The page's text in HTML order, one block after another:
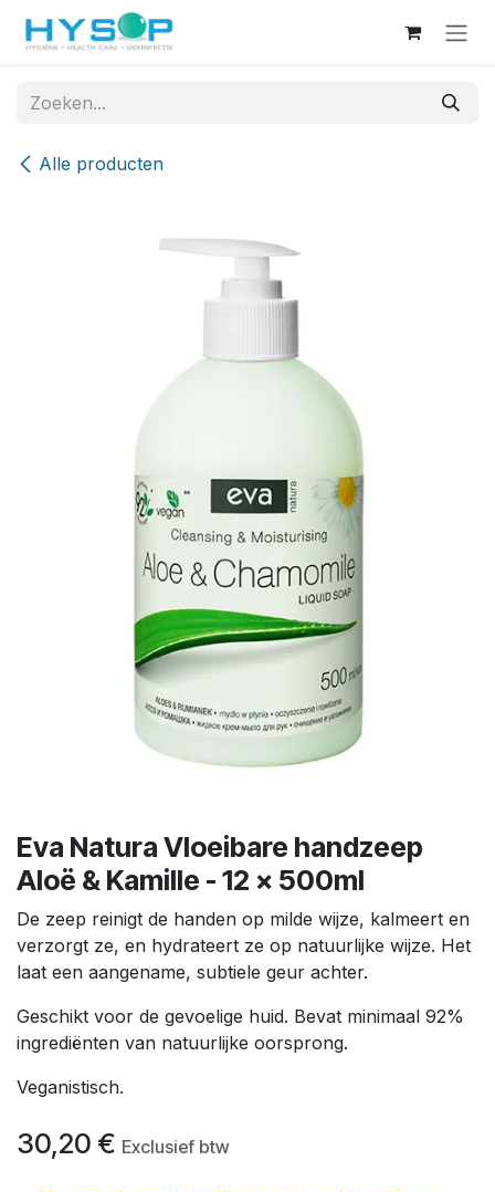
Overslaan naar inhoud
Alle producten
Eva Natura Vloeibare handzeep
Aloë & Kamille - 12 x 500ml
De zeep reinigt de handen op milde wijze, kalmeert en
verzorgt ze, en hydrateert ze op natuurlijke wijze. Het
laat een aangename, subtiele geur achter.
Geschikt voor de gevoelige huid. Bevat minimaal 92%
ingrediënten van natuurlijke oorsprong.
Veganistisch.
30,20 € Exclusief btw